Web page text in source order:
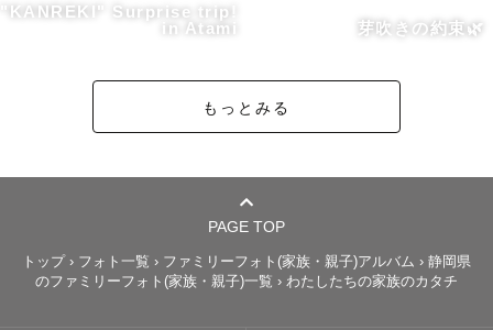
撮影についての不安がある方は
数多のカメラマンの中から、
私のカメラマンページをご覧いただきありがとうございま
す！
"KANREKI" Surprise trip!
in Atami
芽吹きの約束🌿
もっとみる
PAGE TOP
トップ › フォト一覧 › ファミリーフォト(家族・親子)アルバム › 静岡県
のファミリーフォト(家族・親子)一覧 › わたしたちの家族のカタチ